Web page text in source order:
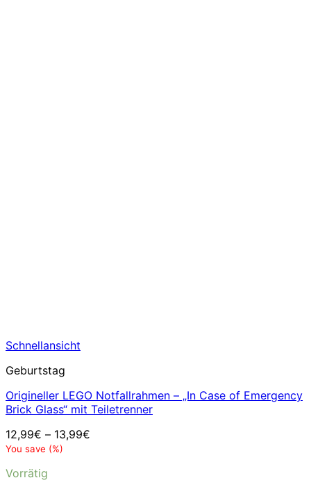
Schnellansicht
Geburtstag
Origineller LEGO Notfallrahmen – „In Case of Emergency
Brick Glass“ mit Teiletrenner
12,99€ – 13,99€
You save (%)
Vorrätig